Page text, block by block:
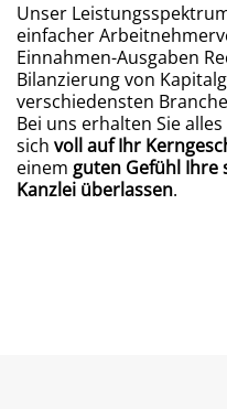
Unser
einfacher
Einnahmen-Ausgaben
Bilanzierung von
verschiedensten
Bei uns erhalten Sie
sich voll auf Ihr
einem guten Gefühl Ihre
Kanzlei überlassen.